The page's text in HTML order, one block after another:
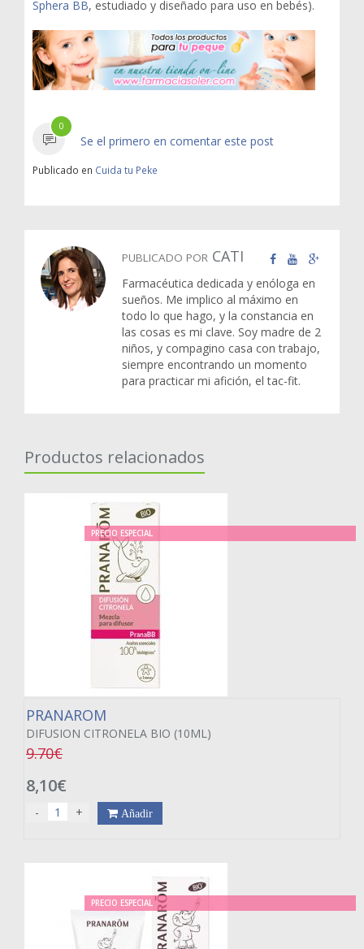
Sphera BB, estudiado y diseñado para uso en bebés).
0
Se el primero en comentar este post
Publicado en Cuida tu Peke
PUBLICADO POR CATI
Farmacéutica dedicada y enóloga en
sueños. Me implico al máximo en
todo lo que hago, y la constancia en
las cosas es mi clave. Soy madre de 2
niños, y compagino casa con trabajo,
siempre encontrando un momento
para practicar mi afición, el tac-fit.
Productos relacionados
PRECIO ESPECIAL
PRANAROM
DIFUSION CITRONELA BIO (10ML)
9.70€
8,10€
- + Añadir
PRECIO ESPECIAL